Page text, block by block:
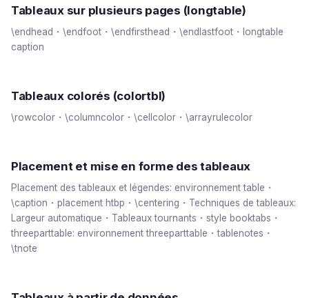
Tableaux sur plusieurs pages (longtable)
\endhead・\endfoot・\endfirsthead・\endlastfoot・longtable
caption
Tableaux colorés (colortbl)
\rowcolor・\columncolor・\cellcolor・\arrayrulecolor
Placement et mise en forme des tableaux
Placement des tableaux et légendes: environnement table・
\caption・placement htbp・\centering・Techniques de tableaux:
Largeur automatique・Tableaux tournants・style booktabs・
threeparttable: environnement threeparttable・tablenotes・
\tnote